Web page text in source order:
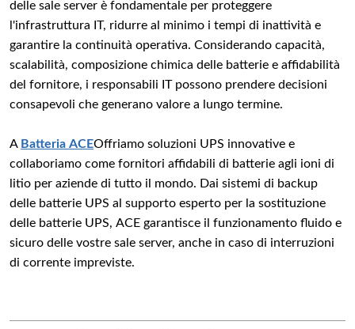
delle sale server è fondamentale per proteggere
l'infrastruttura IT, ridurre al minimo i tempi di inattività e
garantire la continuità operativa. Considerando capacità,
scalabilità, composizione chimica delle batterie e affidabilità
del fornitore, i responsabili IT possono prendere decisioni
consapevoli che generano valore a lungo termine.
A Batteria ACEOffriamo soluzioni UPS innovative e
collaboriamo come fornitori affidabili di batterie agli ioni di
litio per aziende di tutto il mondo. Dai sistemi di backup
delle batterie UPS al supporto esperto per la sostituzione
delle batterie UPS, ACE garantisce il funzionamento fluido e
sicuro delle vostre sale server, anche in caso di interruzioni
di corrente impreviste.